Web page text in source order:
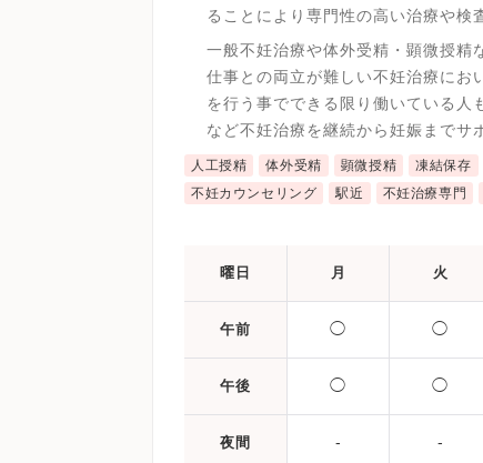
ることにより専門性の高い治療や検
一般不妊治療や体外受精・顕微授精
仕事との両立が難しい不妊治療にお
を行う事でできる限り働いている人
など不妊治療を継続から妊娠までサ
人工授精 体外受精 顕微授精 凍結保存
不妊カウンセリング
駅近 不妊治療専門
曜日 月 火
午前 ◯ ◯
午後 ◯ ◯
夜間 - -